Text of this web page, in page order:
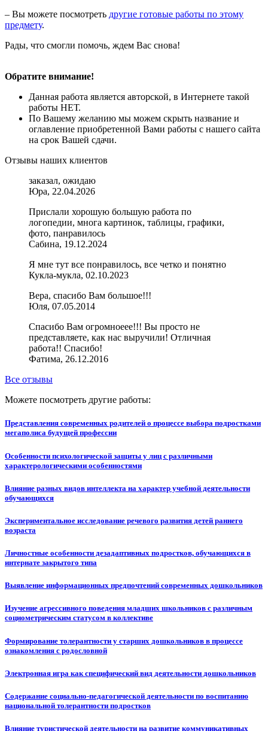
– Вы можете посмотреть другие готовые работы по этому
предмету.
Рады, что смогли помочь, ждем Вас снова!
Обратите внимание!
Данная работа является авторской, в Интернете такой
работы НЕТ.
По Вашему желанию мы можем скрыть название и
оглавление приобретенной Вами работы с нашего сайта
на срок Вашей сдачи.
Отзывы наших клиентов
заказал, ожидаю
Юра, 22.04.2026
Прислали хорошую большую работа по
логопедии, многа картинок, таблицы, графики,
фото, панравилось
Сабина, 19.12.2024
Я мне тут все понравилось, все четко и понятно
Кукла-мукла, 02.10.2023
Вера, спасибо Вам большое!!!
Юля, 07.05.2014
Спасибо Вам огромноеее!!! Вы просто не
представляете, как нас выручили! Отличная
работа!! Спасибо!
Фатима, 26.12.2016
Все отзывы
Можете посмотреть другие работы:
Представления современных родителей о процессе выбора подростками
мегаполиса будущей профессии
Особенности психологической защиты у лиц с различными
характерологическими особенностями
Влияние разных видов интеллекта на характер учебной деятельности
обучающихся
Экспериментальное исследование речевого развития детей раннего
возраста
Личностные особенности дезадаптивных подростков, обучающихся в
интернате закрытого типа
Выявление информационных предпочтений современных дошкольников
Изучение агрессивного поведения младших школьников с различным
социометрическим статусом в коллективе
Формирование толерантности у старших дошкольников в процессе
ознакомления с родословной
Электронная игра как специфический вид деятельности дошкольников
Содержание социально-педагогической деятельности по воспитанию
национальной толерантности подростков
Влияние туристической деятельности на развитие коммуникативных